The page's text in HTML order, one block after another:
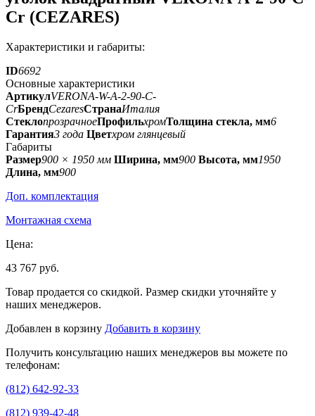
Cr (CEZARES)
Характеристики и габариты:
ID6692
Основные характеристики
АртикулVERONA-W-A-2-90-C-
CrБрендCezaresСтранаИталия
СтеклопрозрачноеПрофильхромТолщина стекла, мм6
Гарантия3 года Цветхром глянцевый
Габариты
Размер900 × 1950 мм Ширина, мм900 Высота, мм1950
Длина, мм900
Доп. комплектация
Монтажная схема
Цена:
43 767 руб.
Товар продается со скидкой. Размер скидки уточняйте у
наших менеджеров.
Добавлен в корзину Добавить в корзину
Получить консультацию наших менеджеров вы можете по
телефонам:
(812) 642-92-33
(812) 939-42-48